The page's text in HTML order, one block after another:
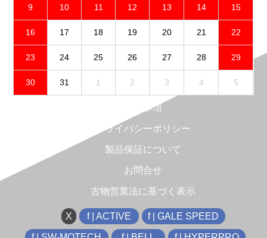
9 10 11 12 13 14 15
16 17 18 19 20 21 22
23 24 25 26 27 28 29
30 31 1 2 3 4 5
免責事項
プライバシーポリシー
製品保証について
お問合せ
古物営業法に基づく表示
X f | ACTIVE f | GALE SPEED